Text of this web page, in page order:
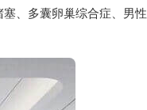
、多囊卵巢综合症、男性